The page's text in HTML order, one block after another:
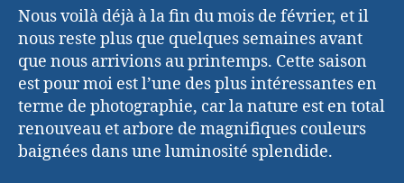
Nous voilà déjà à la fin du mois de février, et il
nous reste plus que quelques semaines avant
que nous arrivions au printemps. Cette saison
est pour moi est l’une des plus intéressantes en
terme de photographie, car la nature est en total
renouveau et arbore de magnifiques couleurs
baignées dans une luminosité splendide.